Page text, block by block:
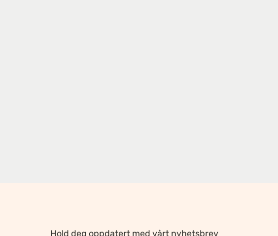
Hold deg oppdatert med vårt nyhetsbrev